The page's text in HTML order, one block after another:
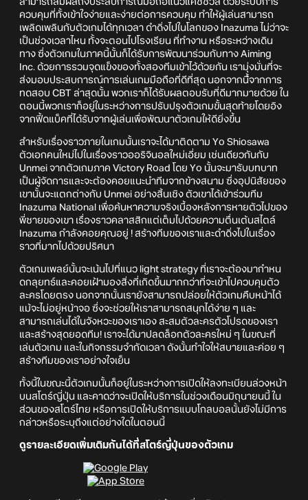
ควบคุมที่ทั้งเข้าใจง่ายและง่ายต่อการควบคุม ทำให้ผู้เล่นสามารถ
เพลิดเพลินกับตัวเกมได้ทุกเวลา ดำดิ่งไปในโลกของ Inazuma ไม่ว่าจะ
เป็นช่วงเวลาไหน ทั้งจะตอนไปโรงเรียน ที่ทำงาน หรือระหว่างเดิน
ทาง ซึ่งตัวเกมในภาคนี้นั้นก็ได้รับการพัฒนาร่วมกับทาง Aiming
Inc. ด้วยการรวมจุดแข็งของทั้งสองทีมเข้าไว้ด้วยกัน เรามุ่งมั่นที่จะ
ส่งมอบประสบการณ์การเล่นเกมมือถือที่ดีที่สุด นอกจากนี้้จากการ
ทดสอบ CBT ล่าสุดนั้น พวกเราก็ได้รับผลตอบรับที่ดีมากมายด้วย ใน
ตอนนี้พวกเราก็อยู่ในระหว่างการปรับปรุงตัวเกมขั้นสุดท้ายโดยอิง
จากฟี้ดแบ็คที่ได้รับจากผู้เล่นเพื่อพัฒนาตัวเกมให้ดียิ่งขึ้น
สำหรับเรื่องราวภายในเกมนั้นเราจะได้มาติดตาม Yo Shiosawa
ตัวเอกคนใหม่ไปในเรื่องราวออริจินอลใหม่เอี่ยม เช่นเดียวกันกับ
Unmei จากตัวเกมภาค Victory Road โดย Yo นั้นจะมารับบทบาท
เป็นผู้จัดการและจะต้องคอยแนะนำทีมจากข้างสนาม ซึ่งอุปนิสัยของ
เขานั้นจะแตกต่างกับ Unmei อย่างสิ้นเชิง ตัวเขาได้เข้าร่วมทีม
Inazuma National เพื่อค้นหาความจริงเบื้องหลังการหายตัวไปของ
พี่ชายของเขา เรื่องราวคลาสสิกแต่เต็มไปด้วยความตื่นเต้นสไตล์
Inazuma กำลังคอยคุณอยู่ ! สร้างทีมของเราและดำดิ่งไปในเรื่อง
ราวที่มากไปด้วยปริศนา
ตัวเกมเพลย์นั้นจะเน้นไปที่แนว light strategy ที่เราจะต้องมากำหน
ดกลุยทธ์และคอยเฝ้ามองสิ่งที่เกิดขึ้นมากกว่าที่จะเข้าไปควบคุมตัว
ละครโดยตรง นอกจากนั้นเรายังสามารถปล่อยให้ตัวเกมคืบหน้าได้
แม้จะไม่อยู่หน้าจอ ซึ่งจะช่วยให้เราสามารถสนุกได้ง่าย ๆ และ
สามารถเล่นได้ในจังหวะของเราเอง สะสมตัวละครตัวโปรดของเรา
และสร้างสุดยอดทีม! เราจะได้มาปลดล็อกตัวละครใหม่ ๆ ในขณะที่
เล่นตัวเกม และในกิจกรรมจำกัดเวลา ดังนั้นทำใจให้สบายและค่อย ๆ
สร้างทีมของเราอย่างใจเย็น
ทั้งนี้ในขณะนี้ตัวเกมนั้นก็อยู่ในระหว่างการเปิดให้ลงทะเบียนล่วงหน้า
บนสโตร์ญี่ปุ่น และคาดว่าจะเปิดให้บริการในช่วงเดือนมิถุนายนนี้ ใน
ส่วนของสโตร์ไทย หรือการเปิดให้บริการแบบโกลบอลนั้นยังไม่มีการ
กล่าวหรือระบุถึงแต่อย่างใดในตอนนี้
ดูรายละเอียดเพิ่มเติมกันได้ที่สโตร์ญี่ปุ่นของตัวเกม